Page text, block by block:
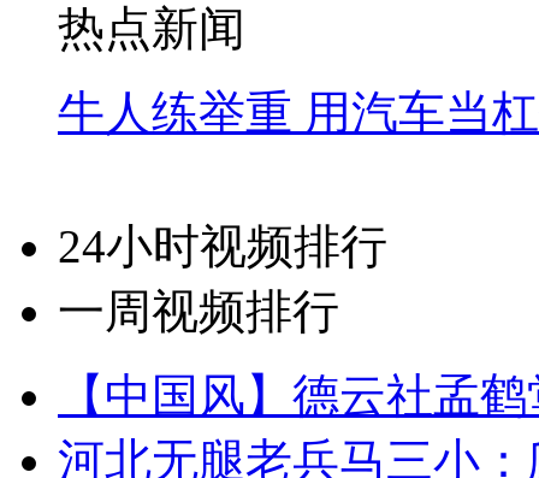
热点新闻
牛人练举重 用汽车当
24小时视频排行
一周视频排行
【中国风】德云社孟
河北无腿老兵马三小